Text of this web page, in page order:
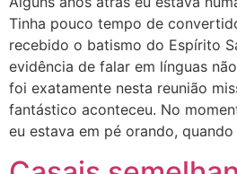
Tinha pouco tempo de
recebido o batismo do Espírito
evidência de falar em línguas
foi exatamente nesta reunião
fantástico aconteceu. No
eu estava em pé orando,